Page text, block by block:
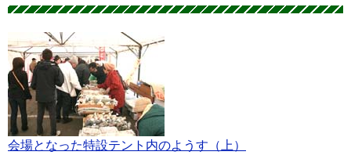
会場となった特設テント内のようす（上）